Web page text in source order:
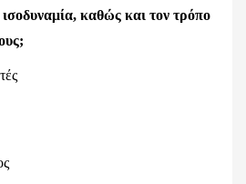
καθώς και τον τρόπο